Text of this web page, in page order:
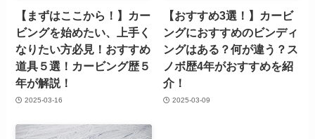
【まずはここから！】カー
ビングを始めたい、上手く
なりたい方必見！おすすめ
道具５選！カービング歴５
年が解説！
2025-03-16
【おすすめ3選！】カービ
ングにおすすめのビンディ
ングはある？何が違う？ス
ノボ歴4年がおすすめを紹
介！
2025-03-09